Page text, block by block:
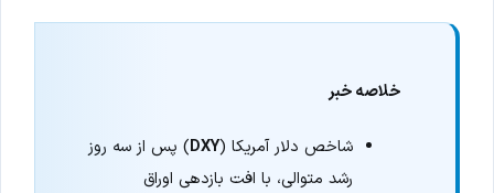
خلاصه خبر
شاخص دلار آمریکا (DXY) پس از سه روز
رشد متوالی، با افت بازدهی اوراق